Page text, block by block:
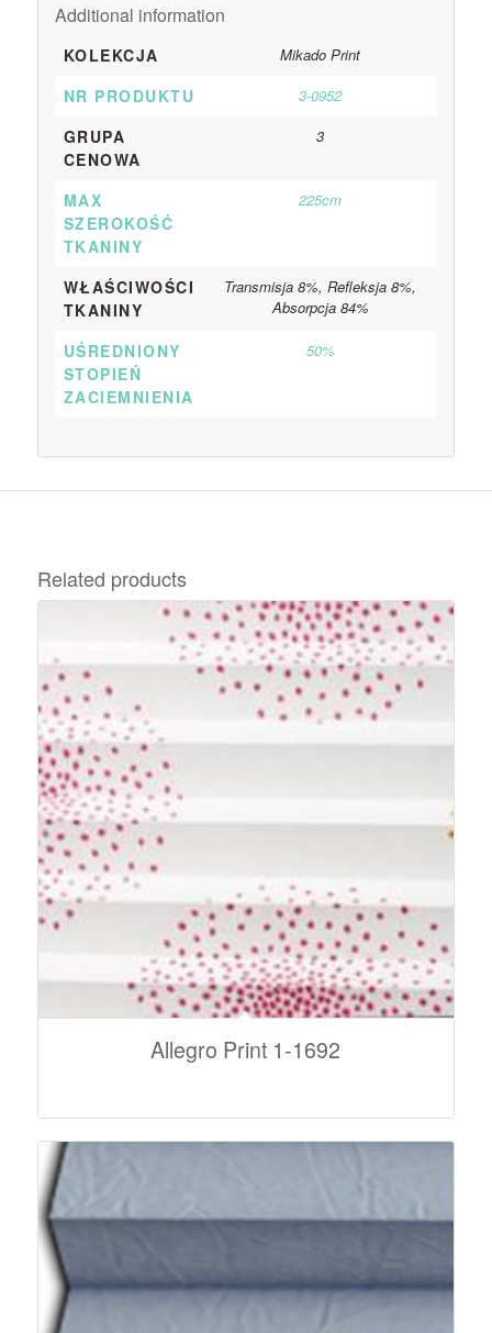
Additional information
KOLEKCJA Mikado Print
NR PRODUKTU 3-0952
GRUPA
CENOWA
3
MAX
SZEROKOŚĆ
TKANINY
225cm
WŁAŚCIWOŚCI
TKANINY
Transmisja 8%, Refleksja 8%,
Absorpcja 84%
UŚREDNIONY
STOPIEŃ
ZACIEMNIENIA
50%
Related products
Allegro Print 1-1692